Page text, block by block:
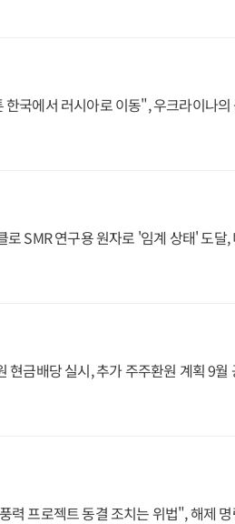
국에서 러시아로 이동", 우크라이나의
로 SMR 연구용 원자로 '임계 상태' 도달,
현금배당 실시, 추가 주주환원 계획 9월
력 프로젝트 동결 조치는 위법", 해제